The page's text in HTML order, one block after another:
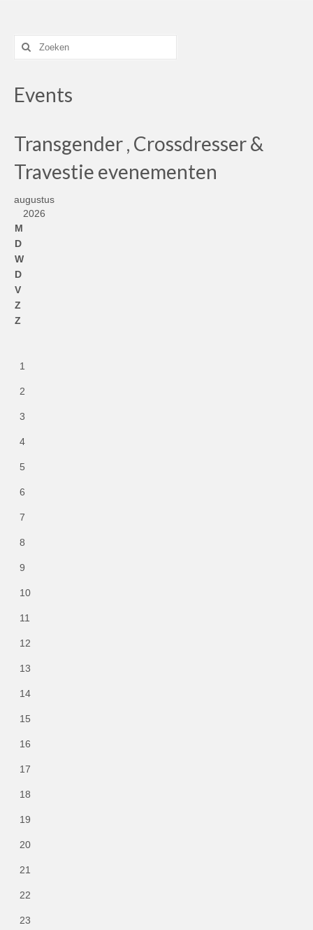
venster
geopend)
venster
geopend)
venster
Zoek
Events
Transgender , Crossdresser &
Travestie evenementen
augustus
2026
M
D
W
D
V
Z
Z
1
2
3
4
5
6
7
8
9
10
11
12
13
14
15
16
17
18
19
20
21
22
23